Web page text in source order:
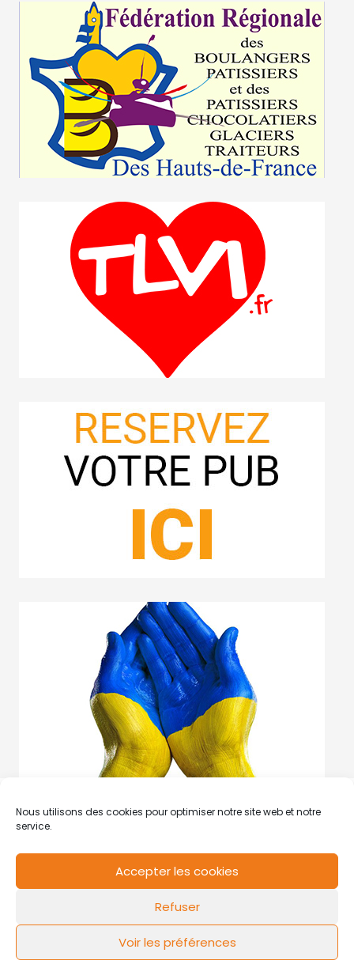
Nous utilisons des cookies pour optimiser notre site web et notre
service.
Accepter les cookies
Refuser
Voir les préférences
Mentions légales Politique de cookies
FLOW44